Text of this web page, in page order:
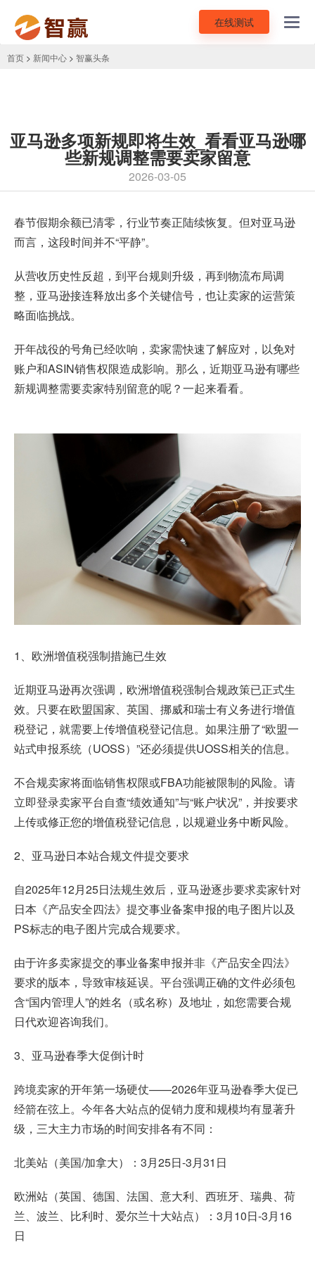
在线测试
首页 > 新闻中心 > 智赢头条
亚马逊多项新规即将生效_看看亚马逊哪
些新规调整需要卖家留意
2026-03-05
春节假期余额已清零，行业节奏正陆续恢复。但对亚马逊
而言，这段时间并不“平静”。
从营收历史性反超，到平台规则升级，再到物流布局调
整，亚马逊接连释放出多个关键信号，也让卖家的运营策
略面临挑战。
开年战役的号角已经吹响，卖家需快速了解应对，以免对
账户和ASIN销售权限造成影响。那么，近期亚马逊有哪些
新规调整需要卖家特别留意的呢？一起来看看。
1、欧洲增值税强制措施已生效
近期亚马逊再次强调，欧洲增值税强制合规政策已正式生
效。只要在欧盟国家、英国、挪威和瑞士有义务进行增值
税登记，就需要上传增值税登记信息。如果注册了“欧盟一
站式申报系统（UOSS）”还必须提供UOSS相关的信息。
不合规卖家将面临销售权限或FBA功能被限制的风险。请
立即登录卖家平台自查“绩效通知”与“账户状况”，并按要求
上传或修正您的增值税登记信息，以规避业务中断风险。
2、亚马逊日本站合规文件提交要求
自2025年12月25日法规生效后，亚马逊逐步要求卖家针对
日本《产品安全四法》提交事业备案申报的电子图片以及
PS标志的电子图片完成合规要求。
由于许多卖家提交的事业备案申报并非《产品安全四法》
要求的版本，导致审核延误。平台强调正确的文件必须包
含“国内管理人”的姓名（或名称）及地址，如您需要合规
日代欢迎咨询我们。
3、亚马逊春季大促倒计时
跨境卖家的开年第一场硬仗——2026年亚马逊春季大促已
经箭在弦上。今年各大站点的促销力度和规模均有显著升
级，三大主力市场的时间安排各有不同：
北美站（美国/加拿大）：3月25日-3月31日
欧洲站（英国、德国、法国、意大利、西班牙、瑞典、荷
兰、波兰、比利时、爱尔兰十大站点）：3月10日-3月16
日